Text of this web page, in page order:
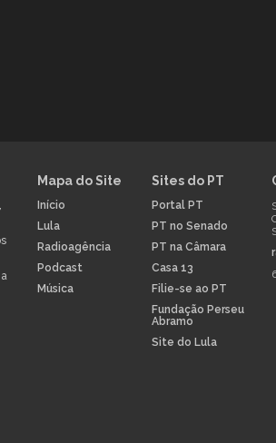
Mapa do Site
Início
Lula
Radioagência
Podcast
Música
Sites do PT
Portal PT
PT no Senado
PT na Câmara
Casa 13
Filie-se ao PT
Fundação Perseu
Abramo
Site do Lula